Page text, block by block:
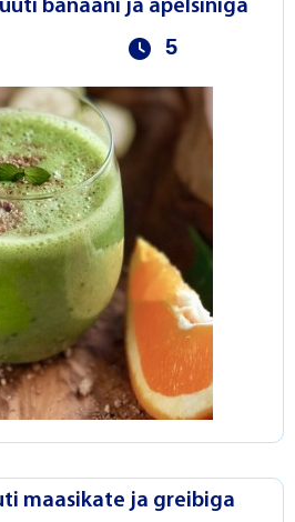
banaani ja apelsiniga
5
maasikate ja greibiga